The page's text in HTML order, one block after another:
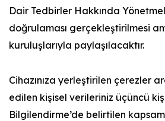
Dair Tedbirler Hakkında
doğrulaması gerçekleştirilmesi
kuruluşlarıyla paylaşılacaktır.
Cihazınıza yerleştirilen çerezler
edilen kişisel verileriniz üçüncü
Bilgilendirme’de belirtilen